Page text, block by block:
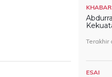
KHABAR
Terakhir
ESAI